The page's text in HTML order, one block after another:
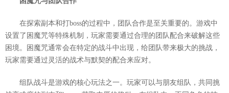
在探索副本和打boss的过程中，团队合作是至关重要的。游戏中
设置了困魔咒等特殊机制，玩家需要通过合理的团队配合来破解这些
困境。困魔咒通常会在特定的战斗中出现，给团队带来极大的挑战，
玩家需要通过灵活的战术与默契的配合来应对。
组队战斗是游戏的核心玩法之一。玩家可以与朋友组队，共同挑